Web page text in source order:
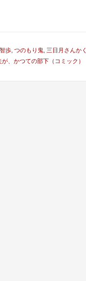
歩, つのもり鬼, 三日月さんかく
、かつての部下（コミック）